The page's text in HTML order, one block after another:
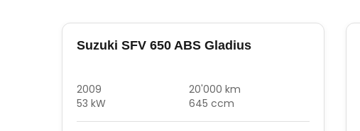
Suzuki SFV 650 ABS Gladius
2009
20'000 km
53 kW
645 ccm